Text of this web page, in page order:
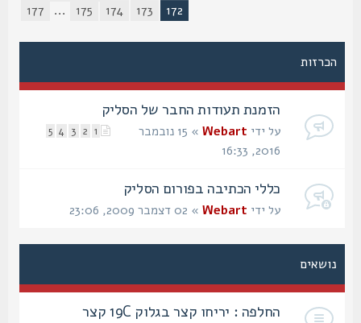
173
174
175
...
177
הכרזות
הזמנת תעודות החבר של הסליק
2
3
4
5 על ידיWebart
» 15 נובמבר
כללי הכתיבה בפורום הסליק
על ידיWebart» 02 דצמבר 2009, 23:06
נושאים
החלפה : יריחו קצר בגלוק 19C קצר